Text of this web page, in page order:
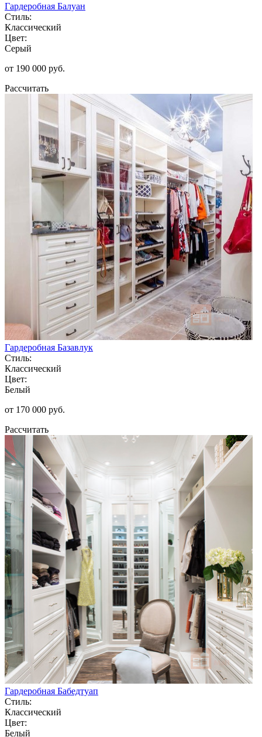
Гардеробная Балуан
Стиль:
Классический
Цвет:
Серый
от 190 000 руб.
Рассчитать
Гардеробная Базавлук
Стиль:
Классический
Цвет:
Белый
от 170 000 руб.
Рассчитать
Гардеробная Бабедтуап
Стиль:
Классический
Цвет:
Белый